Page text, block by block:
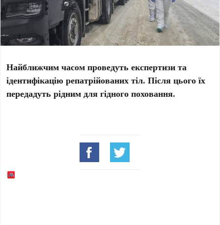
Найближчим часом проведуть експертизи та
ідентифікацію репатрійованих тіл. Після цього їх
передадуть рідним для гідного поховання.